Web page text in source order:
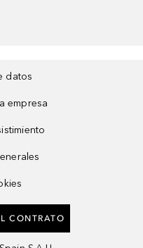
datos
empresa
CONTRATO